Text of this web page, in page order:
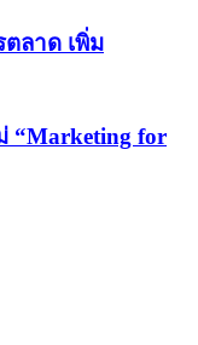
ตลาด เพิ่ม
“Marketing for